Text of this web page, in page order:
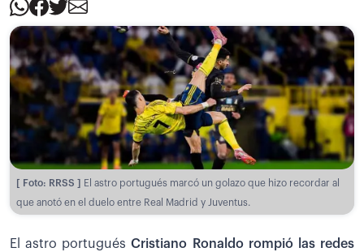
[ Foto: RRSS ]
El astro portugués marcó un golazo que hizo recordar al
que anotó en el duelo entre Real Madrid y Juventus.
El astro portuguésCristiano Ronaldo rompió las redes